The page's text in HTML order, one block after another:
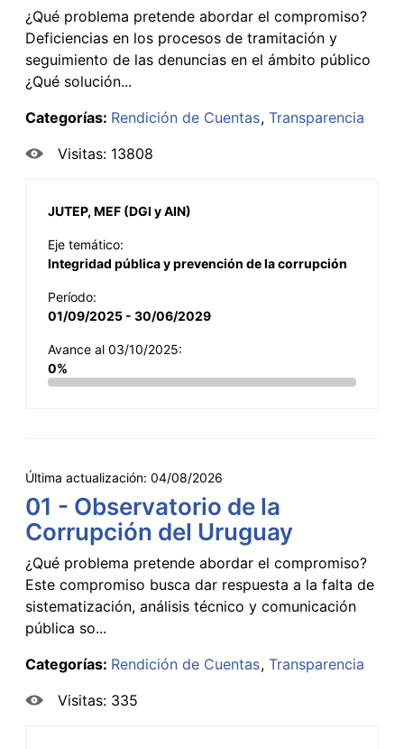
¿Qué problema pretende abordar el compromiso?
Deficiencias en los procesos de tramitación y
seguimiento de las denuncias en el ámbito público
¿Qué solución...
Categorías: Rendición de Cuentas Transparencia
Visitas: 13808
JUTEP, MEF (DGI y AIN)
Eje temático:
Integridad pública y prevención de la corrupción
Período:
01/09/2025 - 30/06/2029
Avance al 03/10/2025:
0%
Última actualización: 04/08/2026
01 - Observatorio de la
Corrupción del Uruguay
¿Qué problema pretende abordar el compromiso?
Este compromiso busca dar respuesta a la falta de
sistematización, análisis técnico y comunicación
pública so...
Categorías: Rendición de Cuentas Transparencia
Visitas: 335